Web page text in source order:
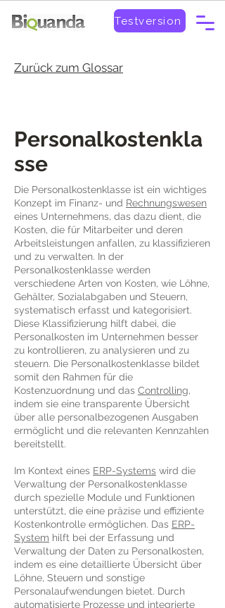
Testversion
Zurück zum Glossar
Personalkostenkla
sse
Die Personalkostenklasse ist ein wichtiges
Konzept im Finanz- und Rechnungswesen
eines Unternehmens, das dazu dient, die
Kosten, die für Mitarbeiter und deren
Arbeitsleistungen anfallen, zu klassifizieren
und zu verwalten. In der
Personalkostenklasse werden
verschiedene Arten von Kosten, wie Löhne,
Gehälter, Sozialabgaben und Steuern,
systematisch erfasst und kategorisiert.
Diese Klassifizierung hilft dabei, die
Personalkosten im Unternehmen besser
zu kontrollieren, zu analysieren und zu
steuern. Die Personalkostenklasse bildet
somit den Rahmen für die
Kostenzuordnung und das Controlling,
indem sie eine transparente Übersicht
über alle personalbezogenen Ausgaben
ermöglicht und die relevanten Kennzahlen
bereitstellt.
Im Kontext eines ERP-Systems wird die
Verwaltung der Personalkostenklasse
durch spezielle Module und Funktionen
unterstützt, die eine präzise und effiziente
Kostenkontrolle ermöglichen. Das ERP-
System hilft bei der Erfassung und
Verwaltung der Daten zu Personalkosten,
indem es eine detaillierte Übersicht über
Löhne, Steuern und sonstige
Personalaufwendungen bietet. Durch
automatisierte Prozesse und integrierte